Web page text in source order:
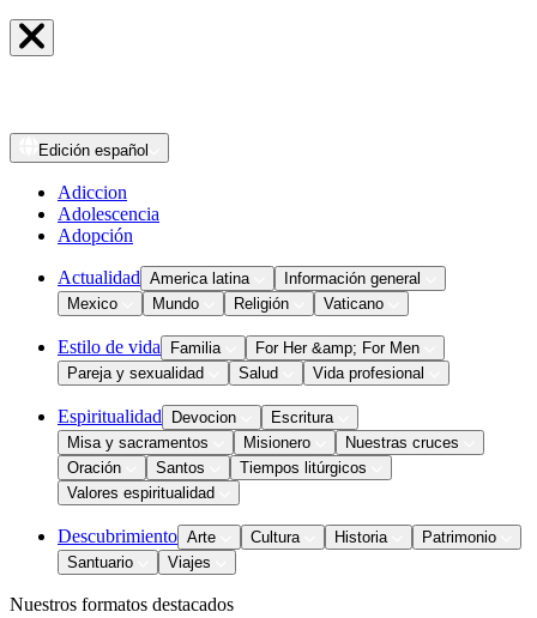
Edición español
Adiccion
Adolescencia
Adopción
Actualidad America latina
Información general
Mexico
Mundo Religión Vaticano
Estilo de vida Familia
For Her &amp; For Men
Pareja y sexualidad
Salud Vida profesional
Espiritualidad Devocion
Escritura
Misa y sacramentos
Misionero
Nuestras cruces
Oración
Santos
Tiempos litúrgicos
Valores espiritualidad
Descubrimiento Arte Cultura Historia
Patrimonio
Santuario
Viajes
Nuestros formatos destacados